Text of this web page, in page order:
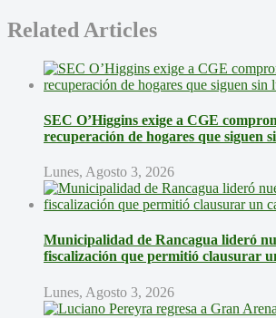
Related Articles
SEC O’Higgins exige a CGE
recuperación de hogares que siguen
Lunes, Agosto 3, 2026
Municipalidad de Rancagua lideró
fiscalización que permitió clausurar
Lunes, Agosto 3, 2026